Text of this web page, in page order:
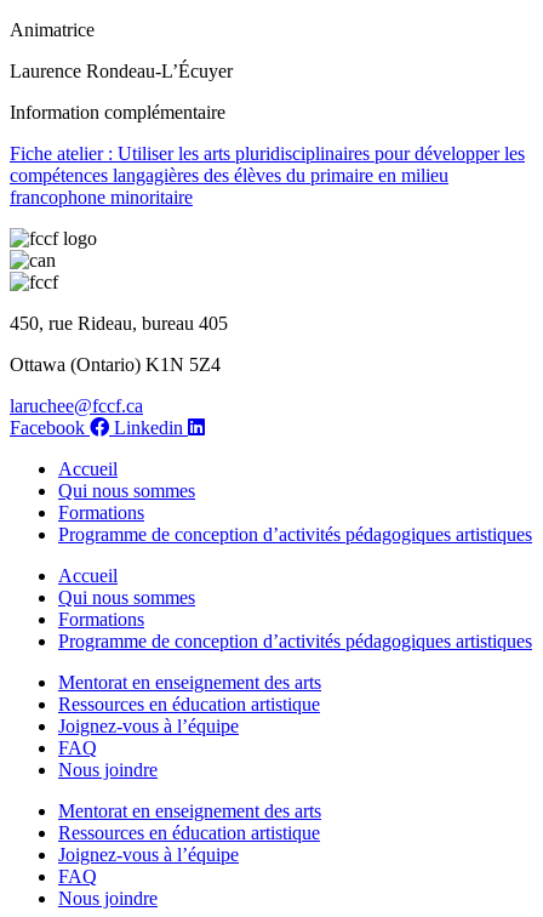
Animatrice
Laurence Rondeau-L’Écuyer
Information complémentaire
Fiche atelier : Utiliser les arts pluridisciplinaires pour développer les
compétences langagières des élèves du primaire en milieu
francophone minoritaire
450, rue Rideau, bureau 405
Ottawa (Ontario) K1N 5Z4
laruchee@fccf.ca
Facebook
Linkedin
Accueil
Qui nous sommes
Formations
Programme de conception d’activités pédagogiques artistiques
Accueil
Qui nous sommes
Formations
Programme de conception d’activités pédagogiques artistiques
Mentorat en enseignement des arts
Ressources en éducation artistique
Joignez-vous à l’équipe
FAQ
Nous joindre
Mentorat en enseignement des arts
Ressources en éducation artistique
Joignez-vous à l’équipe
FAQ
Nous joindre